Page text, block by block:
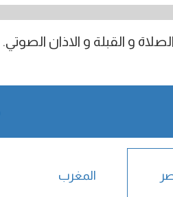
و القبلة و الاذان الصوتي.
المغرب